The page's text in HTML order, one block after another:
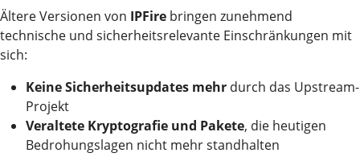
2026
Visionen, neue Ziele
Ältere Versionen von IPFire bringen zunehmend
technische und sicherheitsrelevante Einschränkungen mit
sich:
Keine Sicherheitsupdates mehr durch das Upstream-
Projekt
Veraltete Kryptografie und Pakete, die heutigen
Bedrohungslagen nicht mehr standhalten